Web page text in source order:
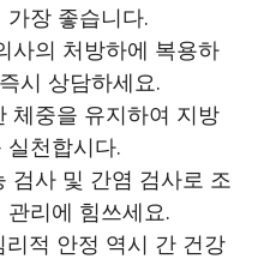
장 좋습니다.
사의 처방하에 복용하
시 상담하세요.
체중을 유지하여 지방
실천합시다.
검사 및 간염 검사로 조
리에 힘쓰세요.
적 안정 역시 간 건강